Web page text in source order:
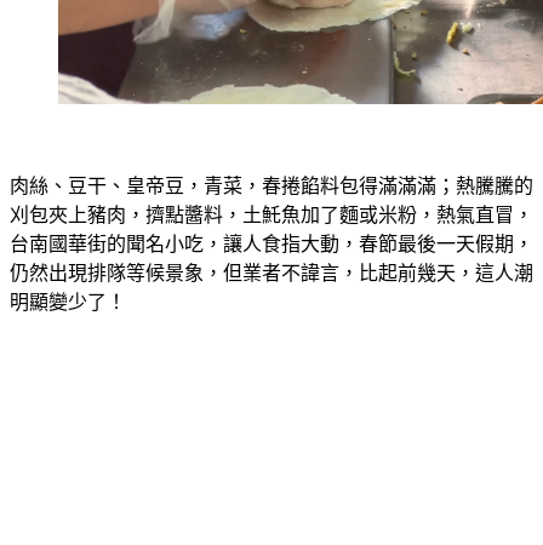
肉絲、豆干、皇帝豆，青菜，春捲餡料包得滿滿滿；熱騰騰的
刈包夾上豬肉，擠點醬料，土魠魚加了麵或米粉，熱氣直冒，
台南國華街的聞名小吃，讓人食指大動，春節最後一天假期，
仍然出現排隊等候景象，但業者不諱言，比起前幾天，這人潮